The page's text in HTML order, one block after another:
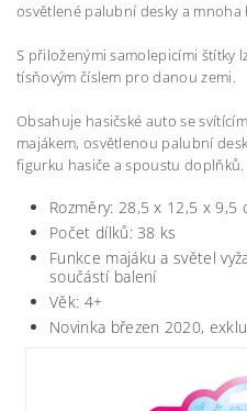
osvětlené palubní desky a mnoha
S přiloženými samolepicími štítky
tísňovým číslem pro danou zemi.
Obsahuje hasičské auto se
majákem, osvětlenou palubní
figurku hasiče a spoustu doplňků.
Rozměry: 28,5 x 12,5 x 9,5
Počet dílků: 38 ks
Funkce majáku a světel
součástí balení
Věk: 4+
Novinka březen 2020,